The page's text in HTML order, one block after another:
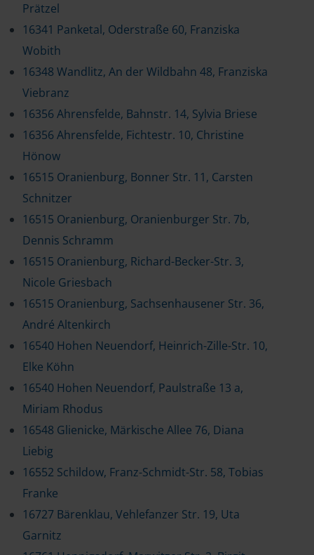
Prätzel
16341 Panketal, Oderstraße 60, Franziska
Wobith
16348 Wandlitz, An der Wildbahn 48, Franziska
Viebranz
16356 Ahrensfelde, Bahnstr. 14, Sylvia Briese
16356 Ahrensfelde, Fichtestr. 10, Christine
Hönow
16515 Oranienburg, Bonner Str. 11, Carsten
Schnitzer
16515 Oranienburg, Oranienburger Str. 7b,
Dennis Schramm
16515 Oranienburg, Richard-Becker-Str. 3,
Nicole Griesbach
16515 Oranienburg, Sachsenhausener Str. 36,
André Altenkirch
16540 Hohen Neuendorf, Heinrich-Zille-Str. 10,
Elke Köhn
16540 Hohen Neuendorf, Paulstraße 13 a,
Miriam Rhodus
16548 Glienicke, Märkische Allee 76, Diana
Liebig
16552 Schildow, Franz-Schmidt-Str. 58, Tobias
Franke
16727 Bärenklau, Vehlefanzer Str. 19, Uta
Garnitz